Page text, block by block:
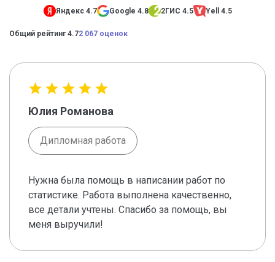
Яндекс 4.7 Google 4.8 2ГИС 4.5 Yell 4.5
Общий рейтинг 4.72 067 оценок
Юлия Романова
Дипломная работа
Нужна была помощь в написании работ по
статистике. Работа выполнена качественно,
все детали учтены. Спасибо за помощь, вы
меня выручили!